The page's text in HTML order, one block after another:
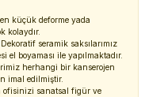
küçük deforme yada
kolaydır.
seramik saksılarımız
el boyaması ile yapılmaktadır.
herhangi bir kanserojen
imal edilmiştir.
sanatsal figür ve